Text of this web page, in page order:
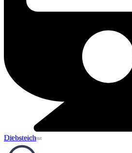
Diebsteich
2,28 km entfernt